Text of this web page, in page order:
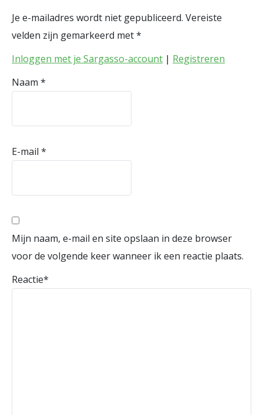
Je e-mailadres wordt niet gepubliceerd. Vereiste
velden zijn gemarkeerd met*
Inloggen met je Sargasso-account | Registreren
Naam *
E-mail *
Mijn naam, e-mail en site opslaan in deze browser
voor de volgende keer wanneer ik een reactie plaats.
Reactie*